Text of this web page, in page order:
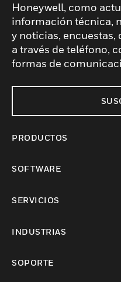
Honeywell, como
información técnica,
y noticias, encuestas,
a través de teléfono,
formas de
PRODUCTOS
SOFTWARE
SERVICIOS
INDUSTRIAS
SOPORTE